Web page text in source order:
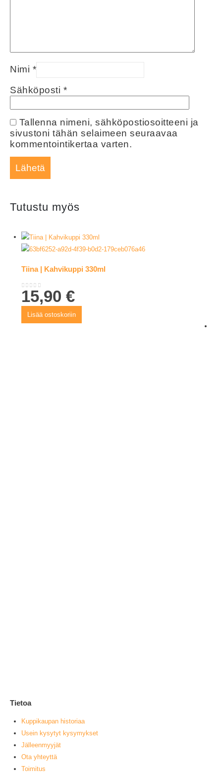
Nimi *
Sähköposti *
Tallenna nimeni, sähköpostiosoitteeni ja
sivustoni tähän selaimeen seuraavaa
kommentointikertaa varten.
Tutustu myös
Tiina | Kahvikuppi 330ml
0out of 5
15,90€
Lisää ostoskoriin
Tietoa
Kuppikaupan historiaa
Usein kysytyt kysymykset
Jälleenmyyjät
Ota yhteyttä
Toimitus